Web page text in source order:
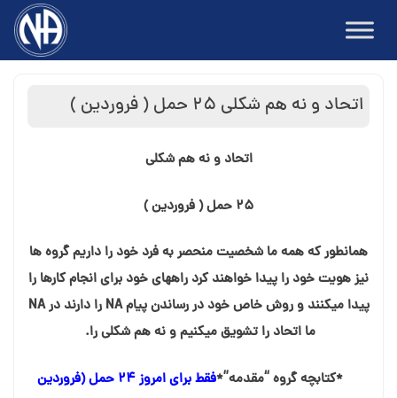
content
اتحاد و نه هم شکلی ۲۵ حمل ( فروردین )
اتحاد و نه هم شکلی
۲۵ حمل ( فروردین )
همانطور که همه ما شخصیت منحصر به فرد خود را داریم گروه ها
نیز هویت خود را پیدا خواهند کرد راههای خود برای انجام کارها را
پیدا میکنند و روش خاص خود در رساندن پیام NA را دارند در NA
ما اتحاد را تشویق میکنیم و نه هم شکلی را.
*کتابچه گروه “مقدمه”*
فقط برای امروز ۲۴ حمل (فروردین